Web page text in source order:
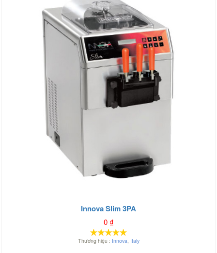
Innova Slim 3PA
0₫
Thương hiệu : Innova, Italy